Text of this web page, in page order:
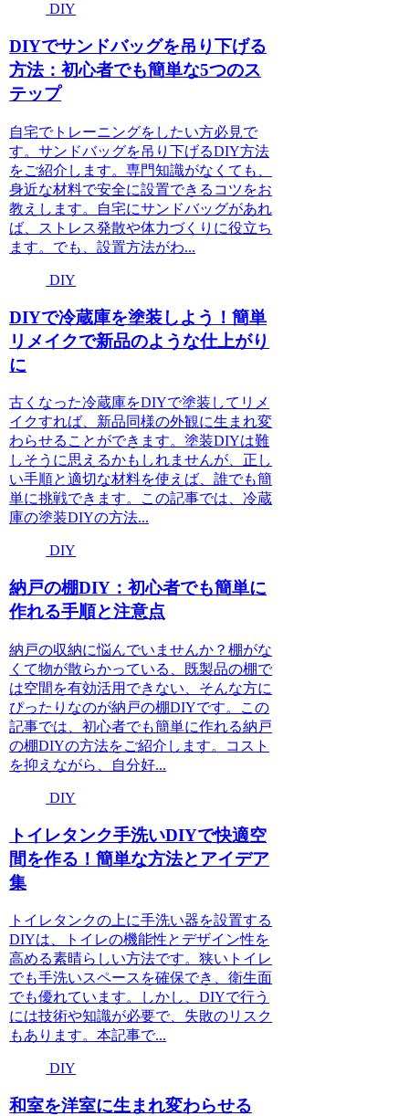
DIY
DIYでサンドバッグを吊り下げる
方法：初心者でも簡単な5つのス
テップ
自宅でトレーニングをしたい方必見で
す。サンドバッグを吊り下げるDIY方法
をご紹介します。専門知識がなくても、
身近な材料で安全に設置できるコツをお
教えします。自宅にサンドバッグがあれ
ば、ストレス発散や体力づくりに役立ち
ます。でも、設置方法がわ...
DIY
DIYで冷蔵庫を塗装しよう！簡単
リメイクで新品のような仕上がり
に
古くなった冷蔵庫をDIYで塗装してリメ
イクすれば、新品同様の外観に生まれ変
わらせることができます。塗装DIYは難
しそうに思えるかもしれませんが、正し
い手順と適切な材料を使えば、誰でも簡
単に挑戦できます。この記事では、冷蔵
庫の塗装DIYの方法...
DIY
納戸の棚DIY：初心者でも簡単に
作れる手順と注意点
納戸の収納に悩んでいませんか？棚がな
くて物が散らかっている、既製品の棚で
は空間を有効活用できない、そんな方に
ぴったりなのが納戸の棚DIYです。この
記事では、初心者でも簡単に作れる納戸
の棚DIYの方法をご紹介します。コスト
を抑えながら、自分好...
DIY
トイレタンク手洗いDIYで快適空
間を作る！簡単な方法とアイデア
集
トイレタンクの上に手洗い器を設置する
DIYは、トイレの機能性とデザイン性を
高める素晴らしい方法です。狭いトイレ
でも手洗いスペースを確保でき、衛生面
でも優れています。しかし、DIYで行う
には技術や知識が必要で、失敗のリスク
もあります。本記事で...
DIY
和室を洋室に生まれ変わらせる